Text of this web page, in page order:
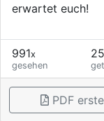
erwartet euch!
991x
gesehen
25
PDF